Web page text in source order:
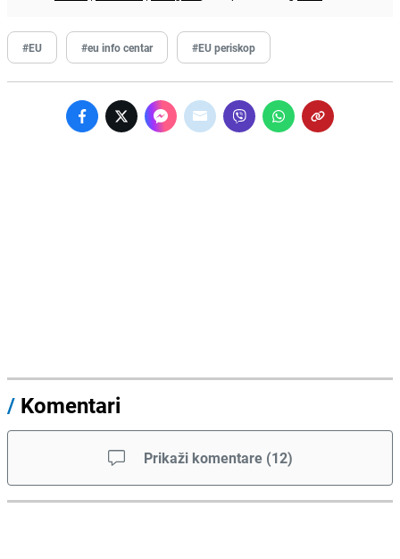
#EU #eu info centar #EU periskop
/ Komentari
Prikaži komentare (12)